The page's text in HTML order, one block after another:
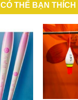
CÓ THỂ BẠN THÍCH